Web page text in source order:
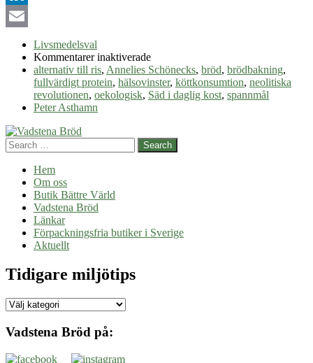
LinkedIn
Livsmedelsval
Kommentarer inaktiveradeför
Bröd
och
spannmål
alternativ till ris, Annelies Schönecks, bröd, brödbakning,
fullvärdigt protein, hälsovinster, köttkonsumtion, neolitiska
revolutionen, oekologisk, Säd i daglig kost, spannmål
Peter Asthamn
Search
Hem
Om oss
Butik Bättre Värld
Vadstena Bröd
Länkar
Förpackningsfria butiker i Sverige
Aktuellt
Tidigare miljötips
Tidigare
Vadstena Bröd på: